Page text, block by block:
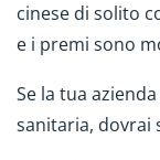
cinese di solito
e i premi sono
Se la tua
sanitaria, dovrai